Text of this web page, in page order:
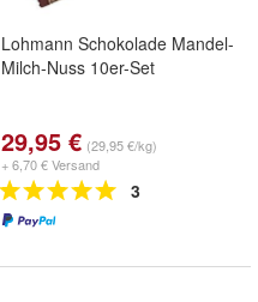
Lohmann Schokolade Mandel-
Milch-Nuss 10er-Set
29,95 € (29,95 €/kg)
+ 6,70 € Versand
3